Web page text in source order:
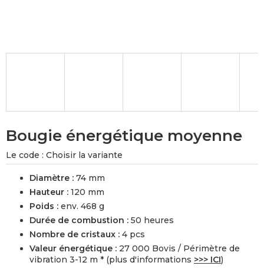
Bougie énergétique moyenne
Le code : Choisir la variante
Diamètre : 74 mm
Hauteur : 120 mm
Poids : env. 468 g
Durée de combustion : 50 heures
Nombre de cristaux : 4 pcs
Valeur énergétique : 27 000 Bovis / Périmètre de
vibration 3-12 m * (plus d'informations >>> ICI)